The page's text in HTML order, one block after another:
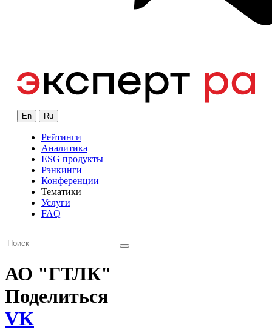
En Ru
Рейтинги
Аналитика
ESG продукты
Рэнкинги
Конференции
Тематики
Услуги
FAQ
АО "ГТЛК"
Поделиться
VK